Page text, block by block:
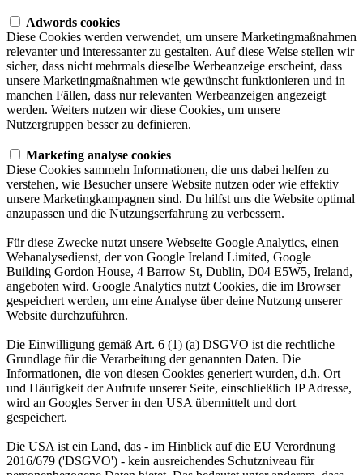
Adwords cookies
Diese Cookies werden verwendet, um unsere Marketingmaßnahmen
relevanter und interessanter zu gestalten. Auf diese Weise stellen wir
sicher, dass nicht mehrmals dieselbe Werbeanzeige erscheint, dass
unsere Marketingmaßnahmen wie gewünscht funktionieren und in
manchen Fällen, dass nur relevanten Werbeanzeigen angezeigt
werden. Weiters nutzen wir diese Cookies, um unsere
Nutzergruppen besser zu definieren.
Marketing analyse cookies
Diese Cookies sammeln Informationen, die uns dabei helfen zu
verstehen, wie Besucher unsere Website nutzen oder wie effektiv
unsere Marketingkampagnen sind. Du hilfst uns die Website optimal
anzupassen und die Nutzungserfahrung zu verbessern.
Für diese Zwecke nutzt unsere Webseite Google Analytics, einen
Webanalysedienst, der von Google Ireland Limited, Google
Building Gordon House, 4 Barrow St, Dublin, D04 E5W5, Ireland,
angeboten wird. Google Analytics nutzt Cookies, die im Browser
gespeichert werden, um eine Analyse über deine Nutzung unserer
Website durchzuführen.
Die Einwilligung gemäß Art. 6 (1) (a) DSGVO ist die rechtliche
Grundlage für die Verarbeitung der genannten Daten. Die
Informationen, die von diesen Cookies generiert wurden, d.h. Ort
und Häufigkeit der Aufrufe unserer Seite, einschließlich IP Adresse,
wird an Googles Server in den USA übermittelt und dort
gespeichert.
Die USA ist ein Land, das - im Hinblick auf die EU Verordnung
2016/679 ('DSGVO') - kein ausreichendes Schutzniveau für